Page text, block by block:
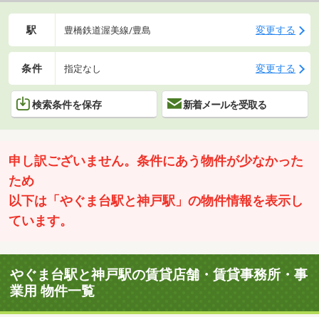
駅 豊橋鉄道渥美線/豊島 変更する
条件 指定なし 変更する
検索条件を保存 新着メールを受取る
申し訳ございません。条件にあう物件が少なかった
ため
以下は「やぐま台駅と神戸駅」の物件情報を表示し
ています。
やぐま台駅と神戸駅の賃貸店舗・賃貸事務所・事
業用 物件一覧